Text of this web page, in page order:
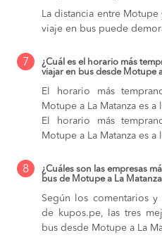
La distancia entre
viaje en bus puede
7
¿Cuál es el horario más
viajar en bus desde Motupe
El horario más
Motupe a La Matanza es
El horario más
Motupe a La Matanza es
8
¿Cuáles son las empresas
bus de Motupe a La
Según los comentarios
de kupos.pe, las tres
bus desde Motupe a La